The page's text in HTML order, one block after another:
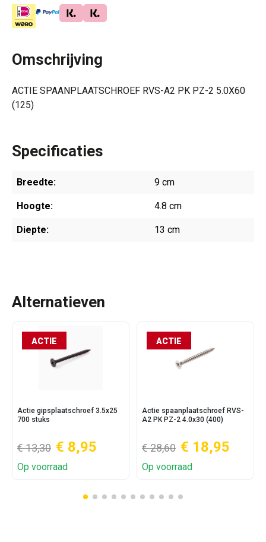
Omschrijving
ACTIE SPAANPLAATSCHROEF RVS-A2 PK PZ-2 5.0X60
(125)
Specificaties
Breedte: 9 cm
Hoogte: 4.8 cm
Diepte: 13 cm
Alternatieven
ACTIE
Actie gipsplaatschroef 3.5x25
700 stuks
€ 13,30 € 8,95
Op voorraad
ACTIE
Actie spaanplaatschroef RVS-
A2 PK PZ-2 4.0x30 (400)
€ 28,60 € 18,95
Op voorraad